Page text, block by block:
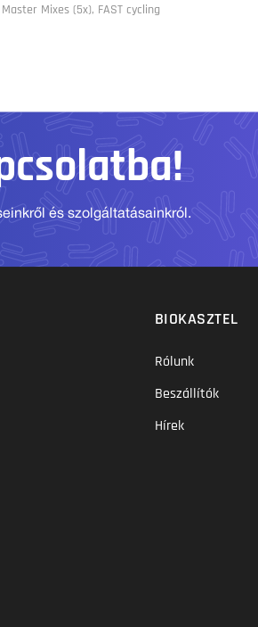
Mixes (5x), FAST cycling
és szolgáltatásainkról.
BIOKASZTEL
Rólunk
Beszállítók
Hírek